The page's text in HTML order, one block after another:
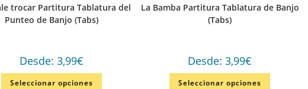
trocar Partitura Tablatura del
Punteo de Banjo (Tabs)
Desde:3,99€
Seleccionar opciones
La Bamba Partitura Tablatura de Banjo
(Tabs)
Desde:3,99€
Seleccionar opciones